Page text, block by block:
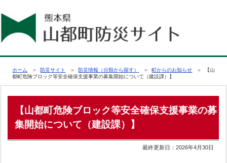
ホーム ＞防災サイト ＞防災情報（分類から探す） ＞町からのお知らせ ＞ 【山
都町危険ブロック等安全確保支援事業の募集開始について（建設課）】
【山都町危険ブロック等安全確保支援事業の募
集開始について（建設課）】
最終更新日：2026年4月30日